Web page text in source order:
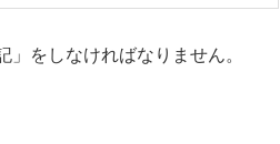
をしなければなりません。